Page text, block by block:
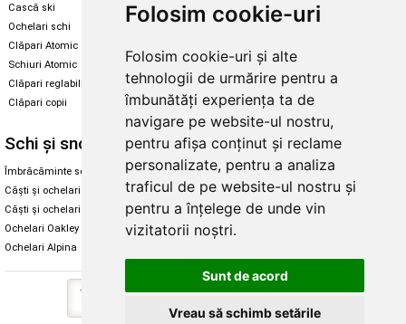
Folosim cookie-uri
Folosim cookie-uri și alte
tehnologii de urmărire pentru a
îmbunătăți experiența ta de
navigare pe website-ul nostru,
pentru afișa conținut și reclame
personalizate, pentru a analiza
traficul de pe website-ul nostru și
pentru a înțelege de unde vin
vizitatorii noștri.
Sunt de acord
Vreau să schimb setările
Cască ski
Ochelari schi
Clăpari Atomic
Schiuri Atomic
Clăpari reglabili
Clăpari copii
Echipament snowboard
Skate & longboard
Santa Cruz
Enuff Skateboards
Schi și snowboard
Îmbrăcăminte schi și snowboard
Căști și ochelari de iarnă
Căști și ochelari Alpina
Ochelari Oakley
Ochelari Alpina
Diverse
Cum aleg rolele
Cum aleg ochelarii
Ochelari de soare Oakley
Ochelari de soare Alpina